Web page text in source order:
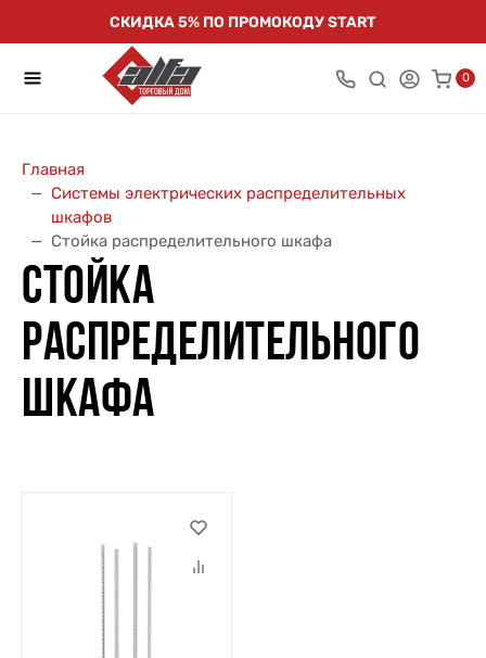
СКИДКА 5% ПО ПРОМОКОДУ START
0
Главная
Системы электрических распределительных
шкафов
Стойка распределительного шкафа
СТОЙКА
РАСПРЕДЕЛИТЕЛЬНОГО
ШКАФА